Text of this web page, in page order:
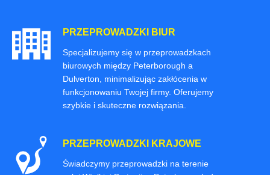
PRZEPROWADZKI BIUR
Specjalizujemy się w przeprowadzkach
biurowych między Peterborough a
Dulverton, minimalizując zakłócenia w
funkcjonowaniu Twojej firmy. Oferujemy
szybkie i skuteczne rozwiązania.
PRZEPROWADZKI KRAJOWE
Świadczymy przeprowadzki na terenie